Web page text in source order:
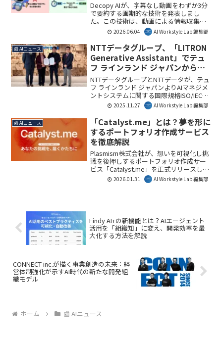
Decopy AIが、字幕なし動画をわずか3分
で要約する画期的な技術を発表しまし
た。この技術は、動画による情報収集の
非効率性を根本から解決し、ビジネスや
学習における時間コストを大幅に削減し
ます。AI Workstyle Lab編集部としては、
情報アクセスにおける新たな標準を確立
する可能性を秘めていると見ています。
2026.06.04 AI Workstyle Lab 編集部
📰 AIニュース
NTTデータグループ、「LITRON
Generative Assistant」でテュ
フ ラインランド ジャパンから
ISO/IEC 42001認証を国内初取得
NTTデータグループとNTTデータが、テュ
フ ラインランド ジャパンよりAIマネジメ
ントシステムに関する国際規格ISO/IEC
42001の認証を国内で初めて取得しまし
た。生成AIソリューション「LITRON
Generative Assistant」の開発および提供
に適用され、AI活用の信頼性、透明性、
倫理性が国際基準で保証されます。
2025.11.27 AI Workstyle Lab 編集部
📰 AIニュース
「Catalyst.me」とは？夢を形に
するポートフォリオ作成サービス
を徹底解説
Plasmism株式会社が、想いを可視化し挑
戦を後押しするポートフォリオ作成サー
ビス「Catalyst.me」を正式リリースしま
した。本記事では、その特徴とビジネス
における可能性について詳しく解説しま
2026.01.31 AI Workstyle Lab 編集部
Findy AI+の新機能とは？AIエージェント
活用を「組織知」に変え、開発効率を最
大化する方法を解説
CONNECT inc.が描く事業創造の未来：経
営体制強化が示すAI時代の新たな開発組
織モデル
ホーム 📰 AIニュース